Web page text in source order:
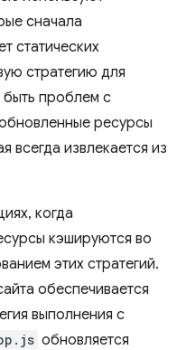
сначала
статических
стратегию для
проблем с
ресурсы
всегда извлекается из
когда
кэшируются во
этих стратегий.
обеспечивается
выполнения с
обновляется